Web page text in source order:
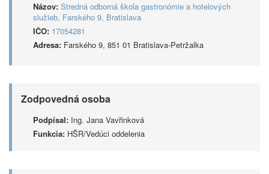
Názov: Stredná odborná škola gastronómie a hotelových
služieb, Farského 9, Bratislava
IČO: 17054281
Adresa: Farského 9, 851 01 Bratislava-Petržalka
Zodpovedná osoba
Podpísal: Ing. Jana Vavřinková
Funkcia: HŠR/Vedúci oddelenia